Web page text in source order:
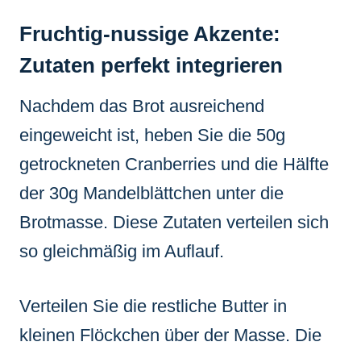
Fruchtig-nussige Akzente:
Zutaten perfekt integrieren
Nachdem das Brot ausreichend
eingeweicht ist, heben Sie die 50g
getrockneten Cranberries und die Hälfte
der 30g Mandelblättchen unter die
Brotmasse. Diese Zutaten verteilen sich
so gleichmäßig im Auflauf.
Verteilen Sie die restliche Butter in
kleinen Flöckchen über der Masse. Die